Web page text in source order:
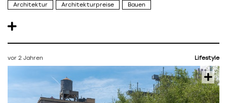
Architektur Architekturpreise Bauen
vor 2 Jahren Lifestyle